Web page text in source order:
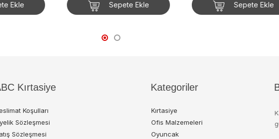
Sepete Ekle Sepete Ekle
Kırtasiye
Koşulları
Sözleşmesi
Sözleşmesi
Kategoriler
Kırtasiye
Ofis Malzemeleri
Oyuncak